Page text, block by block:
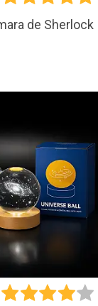
de Sherlock